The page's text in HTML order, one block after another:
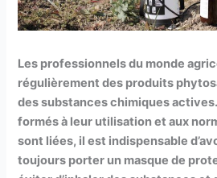
Les professionnels du monde
régulièrement des produits
des substances chimiques
formés à leur utilisation et aux
sont liées, il est indispensable
toujours porter un masque de